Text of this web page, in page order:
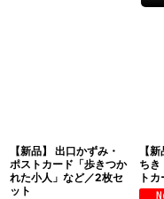
【新品】 出口かずみ・
ポストカード「歩きつか
れた小人」など／2枚セ
ット
【
ちき
ト